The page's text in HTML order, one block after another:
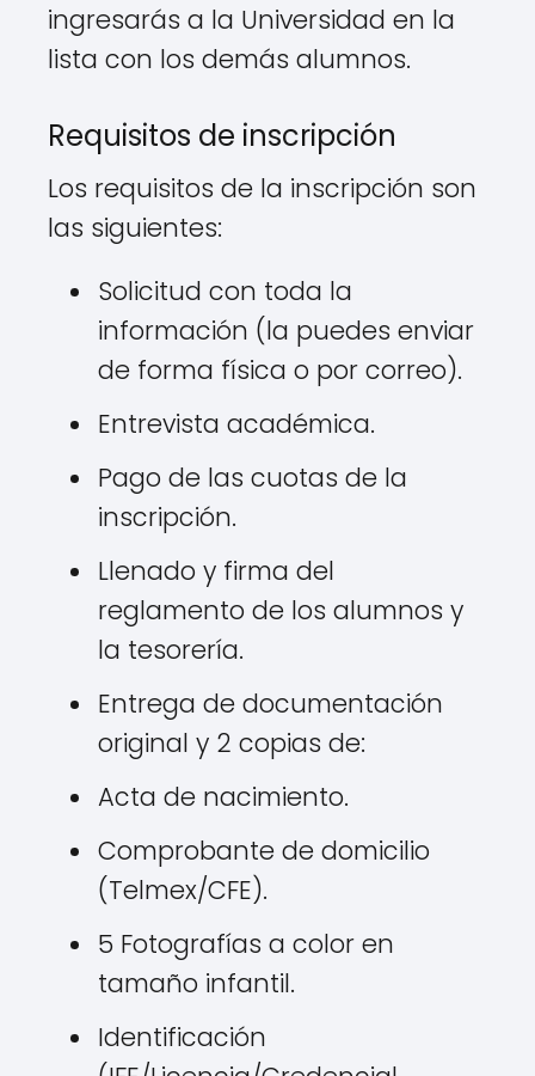
ingresarás a la Universidad en la
lista con los demás alumnos.
Requisitos de inscripción
Los requisitos de la inscripción son
las siguientes:
Solicitud con toda la
información (la puedes enviar
de forma física o por correo).
Entrevista académica.
Pago de las cuotas de la
inscripción.
Llenado y firma del
reglamento de los alumnos y
la tesorería.
Entrega de documentación
original y 2 copias de:
Acta de nacimiento.
Comprobante de domicilio
(Telmex/CFE).
5 Fotografías a color en
tamaño infantil.
Identificación